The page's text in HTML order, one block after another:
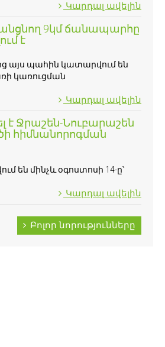
Կարդալ ավելին
9կմ ճանապարհը
է
այս պահին կատարվում են
կառուցման
Կարդալ ավելին
է Ջրաշեն-Նուբարաշեն
հիմնանորոգման
են մինչև օգոստոսի 14-ը՝
Կարդալ ավելին
Բոլոր նորությունները